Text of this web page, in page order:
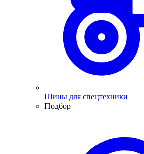
Шины для спецтехники
Подбор